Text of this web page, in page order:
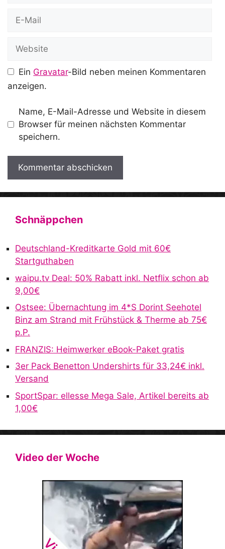
Website
Ein Gravatar-Bild neben meinen Kommentaren
anzeigen.
Name, E-Mail-Adresse und Website in diesem
Browser für meinen nächsten Kommentar
speichern.
A
n
t
Schnäppchen
Deutschland-Kreditkarte Gold mit 60€
Startguthaben
waipu.tv Deal: 50% Rabatt inkl. Netflix schon ab
9,00€
Ostsee: Übernachtung im 4*S Dorint Seehotel
Binz am Strand mit Frühstück & Therme ab 75€
p.P.
FRANZIS: Heimwerker eBook-Paket gratis
3er Pack Benetton Undershirts für 33,24€ inkl.
Versand
SportSpar: ellesse Mega Sale, Artikel bereits ab
1,00€
Video der Woche